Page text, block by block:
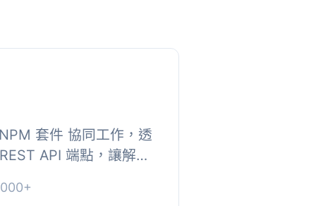
套件 協同工作，透
API 端點，讓解耦
WordPress ...